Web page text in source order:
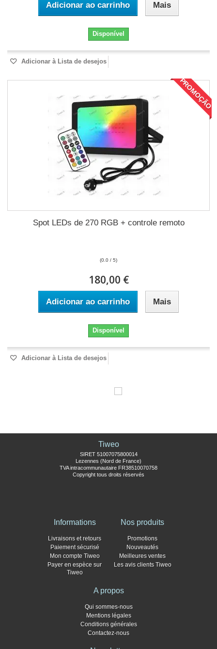
Adicionar ao carrinho Mais
Disponível
Adicionar à Lista de desejos
PROMOÇÃO
Spot LEDs de 270 RGB + controle remoto
(0.0 / 5)
180,00 €
Adicionar ao carrinho Mais
Disponível
Adicionar à Lista de desejos
Tiweo
SIRET 51007075800014
Lezennes (Nord de France)
TVA intracommunautaire FR38510070758
Copyright tous droits réservés
Informations
Livraisons et retours
Paiement sécurisé
Mon compte Tiweo
Payer en espèce sur
Tiweo
Nos produits
Promotions
Nouveautés
Meilleures ventes
Les avis clients Tiweo
A propos
Qui sommes-nous
Mentions légales
Conditions générales
Contactez-nous